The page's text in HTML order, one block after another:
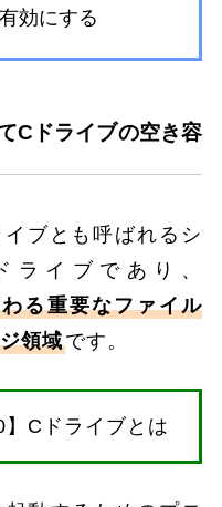
効にする
Cドライブの空き容
ブとも呼ばれるシ
ライブであり、
る重要なファイル
領域です。
Cドライブとは